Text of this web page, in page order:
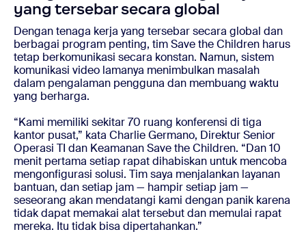
yang tersebar secara global
Dengan tenaga kerja yang tersebar secara global dan
berbagai program penting, tim Save the Children harus
tetap berkomunikasi secara konstan. Namun, sistem
komunikasi video lamanya menimbulkan masalah
dalam pengalaman pengguna dan membuang waktu
yang berharga.
“Kami memiliki sekitar 70 ruang konferensi di tiga
kantor pusat,” kata Charlie Germano, Direktur Senior
Operasi TI dan Keamanan Save the Children. “Dan 10
menit pertama setiap rapat dihabiskan untuk mencoba
mengonfigurasi solusi. Tim saya menjalankan layanan
bantuan, dan setiap jam — hampir setiap jam —
seseorang akan mendatangi kami dengan panik karena
tidak dapat memakai alat tersebut dan memulai rapat
mereka. Itu tidak bisa dipertahankan.”